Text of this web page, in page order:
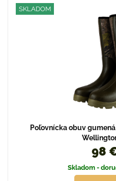
SKLADOM
Poľovnícka obuv gumená
98
Skladom -